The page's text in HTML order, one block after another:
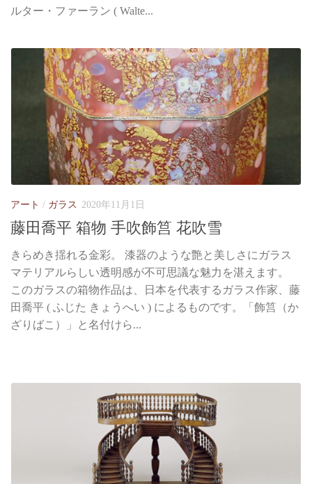
ルター・ファーラン ( Walte...
アート / ガラス 2020年11月1日
藤田喬平 箱物 手吹飾筥 花吹雪
きらめき揺れる金彩。 漆器のような艶と美しさにガラス
マテリアルらしい透明感が不可思議な魅力を湛えます。
このガラスの箱物作品は、日本を代表するガラス作家、藤
田喬平 ( ふじた きょうへい ) によるものです。「飾筥（か
ざりばこ）」と名付けら...